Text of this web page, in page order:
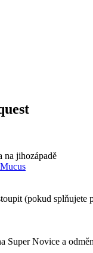
na jihozápadě
(pokud
Super Novice a